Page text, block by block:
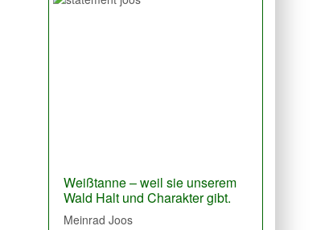
Weißtanne – weil sie unserem
Wald Halt und Charakter gibt.
Meinrad Joos
Holz um modern, edel, zeitlos zu
bauen.
Manuel Echtle